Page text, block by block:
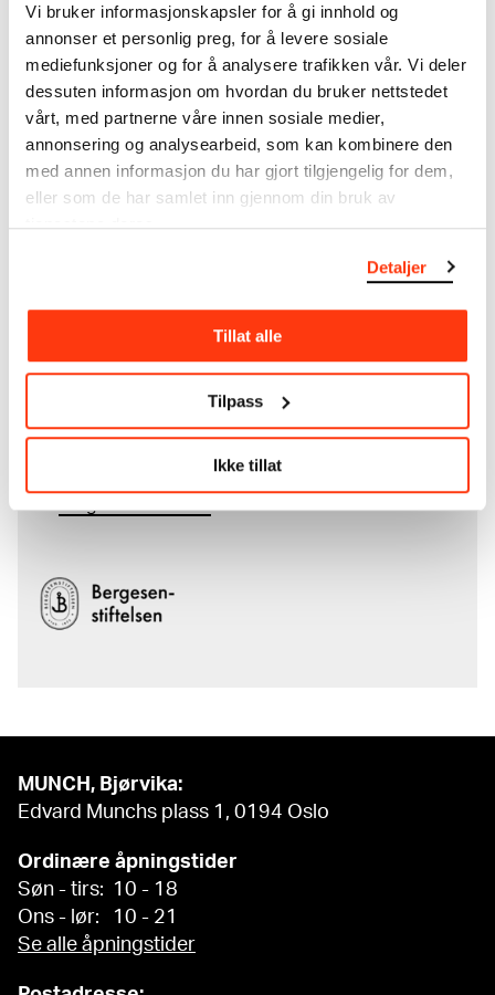
Vi bruker informasjonskapsler for å gi innhold og
annonser et personlig preg, for å levere sosiale
mediefunksjoner og for å analysere trafikken vår. Vi deler
dessuten informasjon om hvordan du bruker nettstedet
vårt, med partnerne våre innen sosiale medier,
annonsering og analysearbeid, som kan kombinere den
med annen informasjon du har gjort tilgjengelig for dem,
eller som de har samlet inn gjennom din bruk av
tjenestene deres.
Detaljer
Tillat alle
Tilpass
Ikke tillat
museumsobjekter, inkludert nærmere 27 000 unike
kunstverk. I tillegg til den ekstraordinære samlingen
somEdvard Munchtestamenterte til Oslo
kommune i 1940, rommer museet også samlingene
til Rolf Stenersen, Amaldus Nielsen og Ludvig O.
Ravensberg.
Merom MUNCHssamling
Les mer om bruk av våre avfotograferinger og
kunstnerskap
Den digitale tilgjengeliggjøringen av museets
samling og katalogen over Edvard Munchs
MUNCH, Bjørvika:
Edvard Munchs plass 1, 0194 Oslo
Ordinære åpningstider
Søn - tirs: 10 - 18
Ons - lør: 10 - 21
Se alle åpningstider